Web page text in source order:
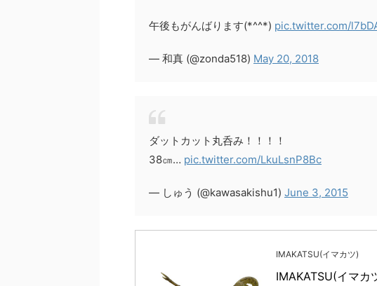
午後もがんばります(*^^*) pic.twitter.com/
— 和真 (@zonda518) May 20, 2018
ダットカット丸呑み！！！！
38㎝… pic.twitter.com/LkuLsnP8Bc
— しゅう (@kawasakishu1) June 3, 2015
IMAKATSU(イマカツ)
IMAKATSU(イマカ